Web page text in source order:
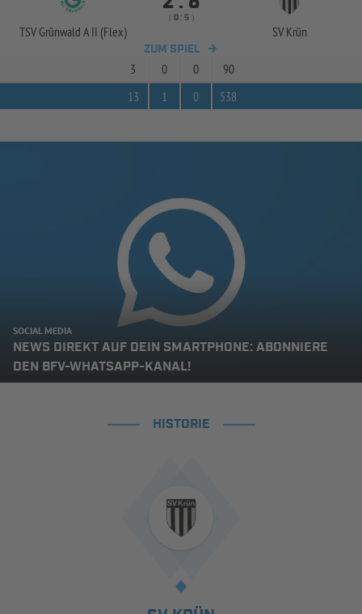
TSV Grünwald A II (Flex)
( :  )
SV Krün
ZUM SPIEL
3 0 0
90
13
1 0 538
SOCIAL MEDIA
NEWS DIREKT AUF DEIN SMARTPHONE: ABONNIERE
DEN BFV-WHATSAPP-KANAL!
HISTORIE